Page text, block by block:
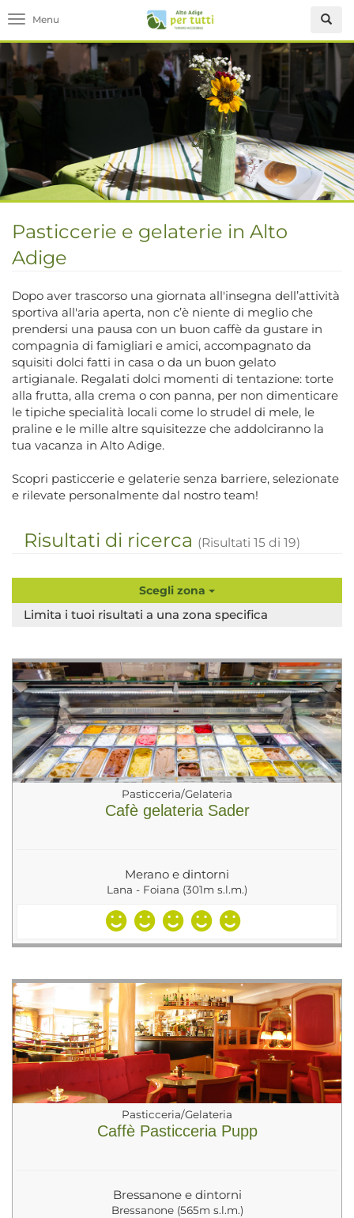
Toggle navigation
Pasticcerie e gelaterie in Alto
Adige
Dopo aver trascorso una giornata all'insegna dell’attività
sportiva all'aria aperta, non c’è niente di meglio che
prendersi una pausa con un buon caffè da gustare in
compagnia di famigliari e amici, accompagnato da
squisiti dolci fatti in casa o da un buon gelato
artigianale. Regalati dolci momenti di tentazione: torte
alla frutta, alla crema o con panna, per non dimenticare
le tipiche specialità locali come lo strudel di mele, le
praline e le mille altre squisitezze che addolciranno la
tua vacanza in Alto Adige.
Scopri pasticcerie e gelaterie senza barriere, selezionate
e rilevate personalmente dal nostro team!
Risultati di ricerca (Risultati 15 di 19)
Scegli zona
Limita i tuoi risultati a una zona specifica
Pasticceria/Gelateria
Cafè gelateria Sader
Merano e dintorni
Lana - Foiana (301m s.l.m.)
Pasticceria/Gelateria
Caffè Pasticceria Pupp
Bressanone e dintorni
Bressanone (565m s.l.m.)